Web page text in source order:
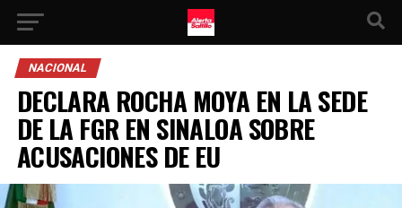
NACIONAL
DECLARA ROCHA MOYA EN LA SEDE
DE LA FGR EN SINALOA SOBRE
ACUSACIONES DE EU